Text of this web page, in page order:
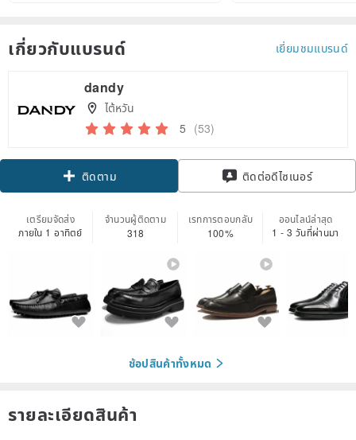
เกี่ยวกับแบรนด์ เยี่ยมชมแบรนด์
dandy
ไต้หวัน
5 (53)
ติดตาม ติดต่อดีไซเนอร์
เตรียมจัดส่ง
ภายใน 1 อาทิตย์
จำนวนผู้ติดตาม
318
เรทการตอบกลับ
100%
ออนไลน์ล่าสุด
1 - 3 วันที่ผ่านมา
ช้อปสินค้าทั้งหมด
รายละเอียดสินค้า